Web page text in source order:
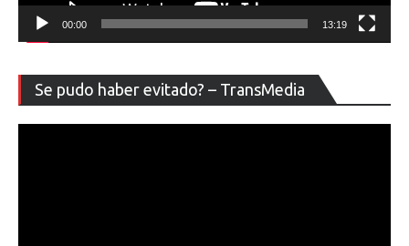
00:00 13:19
Se pudo haber evitado? – TransMedia
de